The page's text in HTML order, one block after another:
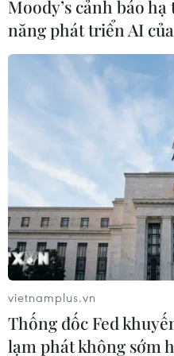
Thái Lan
Theo dõi VietnamPlus
Moody’s cảnh báo
năng phát triển AI
vietnamplus.vn
Thống đốc Fed
lạm phát không sớm